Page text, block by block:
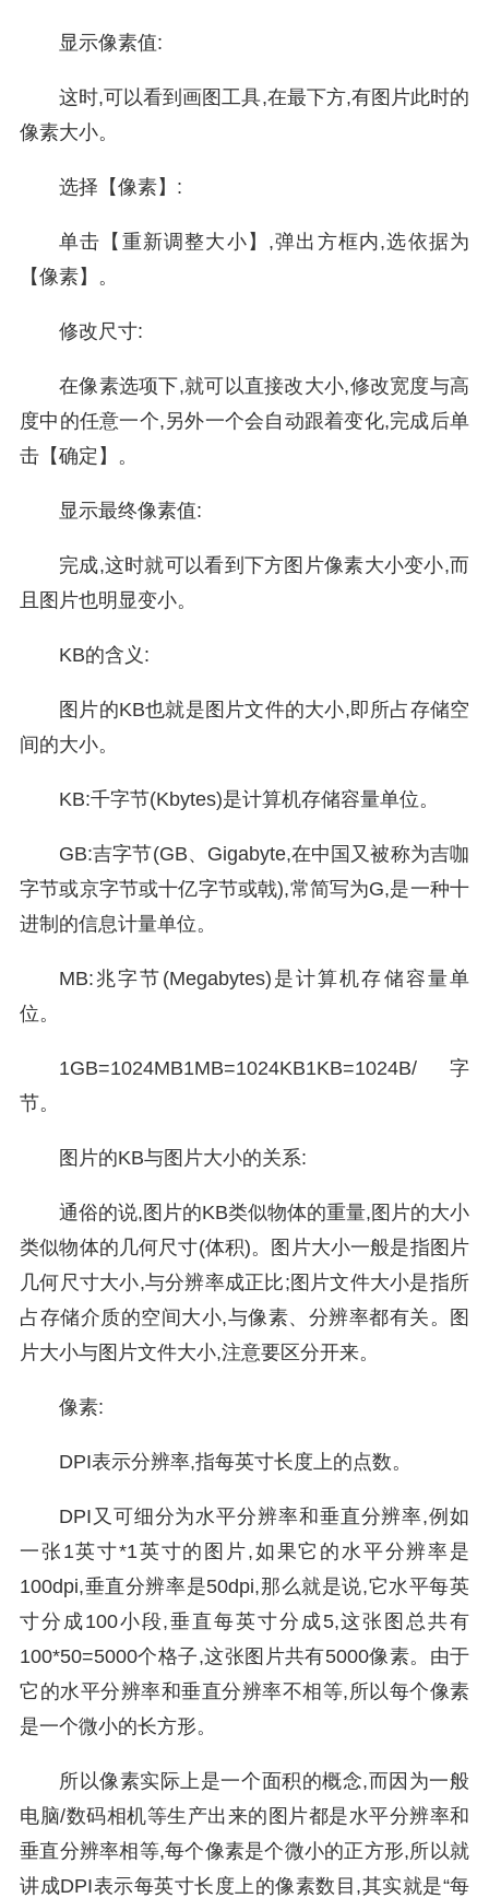
显示像素值:
这时,可以看到画图工具,在最下方,有图片此时的
像素大小。
选择【像素】:
单击【重新调整大小】,弹出方框内,选依据为
【像素】。
修改尺寸:
在像素选项下,就可以直接改大小,修改宽度与高
度中的任意一个,另外一个会自动跟着变化,完成后单
击【确定】。
显示最终像素值:
完成,这时就可以看到下方图片像素大小变小,而
且图片也明显变小。
KB的含义:
图片的KB也就是图片文件的大小,即所占存储空
间的大小。
KB:千字节(Kbytes)是计算机存储容量单位。
GB:吉字节(GB、Gigabyte,在中国又被称为吉咖
字节或京字节或十亿字节或戟),常简写为G,是一种十
进制的信息计量单位。
MB:兆字节(Megabytes)是计算机存储容量单
位。
1GB=1024MB1MB=1024KB1KB=1024B/字
节。
图片的KB与图片大小的关系:
通俗的说,图片的KB类似物体的重量,图片的大小
类似物体的几何尺寸(体积)。图片大小一般是指图片
几何尺寸大小,与分辨率成正比;图片文件大小是指所
占存储介质的空间大小,与像素、分辨率都有关。图
片大小与图片文件大小,注意要区分开来。
像素:
DPI表示分辨率,指每英寸长度上的点数。
DPI又可细分为水平分辨率和垂直分辨率,例如
一张1英寸*1英寸的图片,如果它的水平分辨率是
100dpi,垂直分辨率是50dpi,那么就是说,它水平每英
寸分成100小段,垂直每英寸分成5,这张图总共有
100*50=5000个格子,这张图片共有5000像素。由于
它的水平分辨率和垂直分辨率不相等,所以每个像素
是一个微小的长方形。
所以像素实际上是一个面积的概念,而因为一般
电脑/数码相机等生产出来的图片都是水平分辨率和
垂直分辨率相等,每个像素是个微小的正方形,所以就
讲成DPI表示每英寸长度上的像素数目,其实就是“每